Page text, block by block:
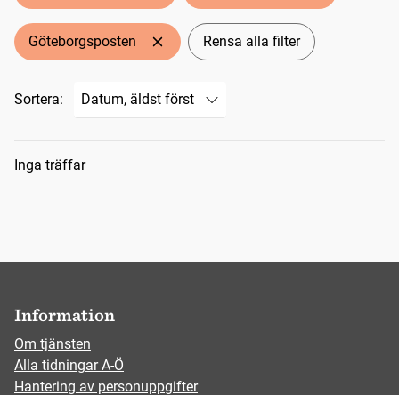
Göteborgsposten Rensa alla filter
Sortera:
Sökresultat
Inga träffar
Information
Om tjänsten
Alla tidningar A-Ö
Hantering av personuppgifter